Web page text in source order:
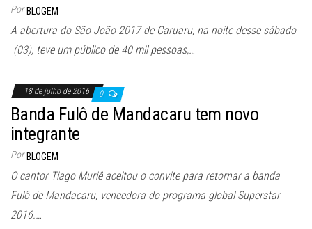
Por BLOGEM
A abertura do São João 2017 de Caruaru, na noite desse sábado
(03), teve um público de 40 mil pessoas,…
18 de julho de 2016 0
Banda Fulô de Mandacaru tem novo
integrante
Por BLOGEM
O cantor Tiago Muriê aceitou o convite para retornar a banda
Fulô de Mandacaru, vencedora do programa global Superstar
2016.…